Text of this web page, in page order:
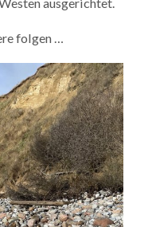
folgen …